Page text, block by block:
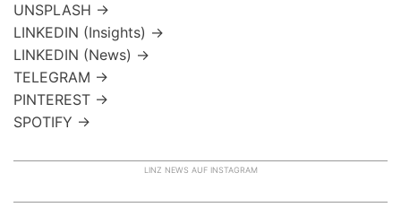
UNSPLASH →
LINKEDIN (Insights) →
LINKEDIN (News) →
TELEGRAM →
PINTEREST →
SPOTIFY →
LINZ NEWS AUF INSTAGRAM